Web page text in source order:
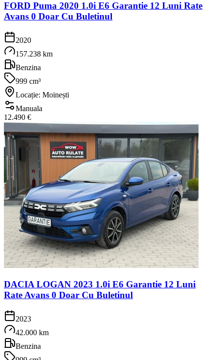
FORD Puma 2020 1.0i E6 Garantie 12 Luni Rate
Avans 0 Doar Cu Buletinul
2020
157.238 km
Benzina
999 cm³
Locație: Moinești
Manuala
12.490 €
DACIA LOGAN 2023 1.0i E6 Garantie 12 Luni
Rate Avans 0 Doar Cu Buletinul
2023
42.000 km
Benzina